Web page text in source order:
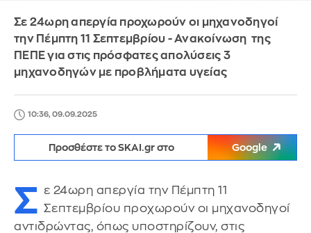
Σε 24ωρη απεργία προχωρούν οι μηχανοδηγοί
την Πέμπτη 11 Σεπτεμβρίου - Ανακοίνωση της
ΠΕΠΕ για στις πρόσφατες απολύσεις 3
μηχανοδηγών με προβλήματα υγείας
10:36, 09.09.2025
Προσθέστε το SKAI.gr στο Google
Σ ε 24ωρη απεργία την Πέμπτη 11
Σεπτεμβρίου προχωρούν οι μηχανοδηγοί
αντιδρώντας, όπως υποστηρίζουν, στις